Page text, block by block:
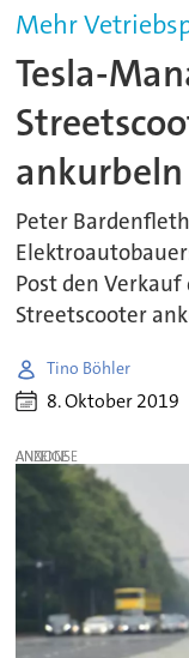
Mehr
Tesla-
ankurbeln
Peter
Post den
Streetscooter
Tino Böhler
8. Oktober 2019
ANZEIGE